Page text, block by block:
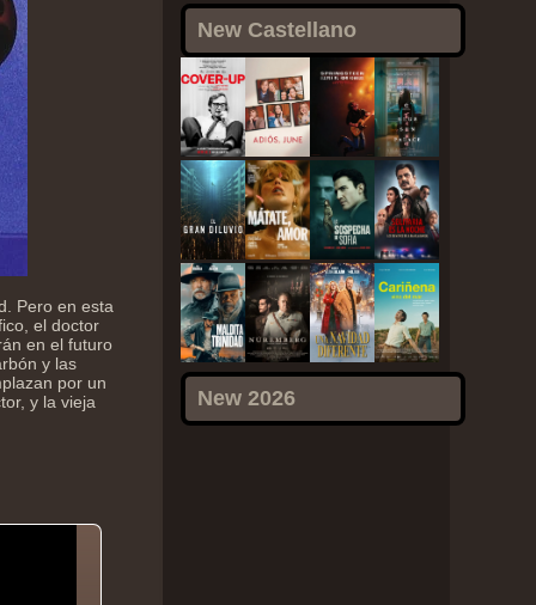
New Castellano
New 2026
Pero en esta
el doctor
en el futuro
y las
por un
y la vieja